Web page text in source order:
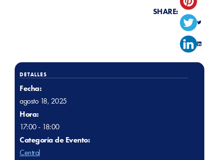
SHARE:
DETALLES
Fecha:
agosto 18, 2025
Hora:
17:00 - 18:00
Categoría de Evento:
Central